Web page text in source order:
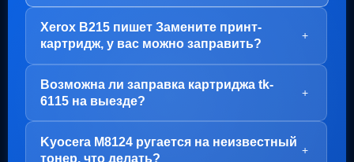
Xerox B215 пишет Замените принт-
картридж, у вас можно заправить?
+
В вашем случае, заправка картриджа не требуется.
Проблема с блоком барабана (Принт-картридж), у
него просто закончился ресурс.
Варианта два:
Возможна ли заправка картриджа tk-
6115 на выезде?
+
Да, заправка картриджа TK-6115 возможна как в
Kyocera M8124 ругается на неизвестный
тонер, что делать?
+